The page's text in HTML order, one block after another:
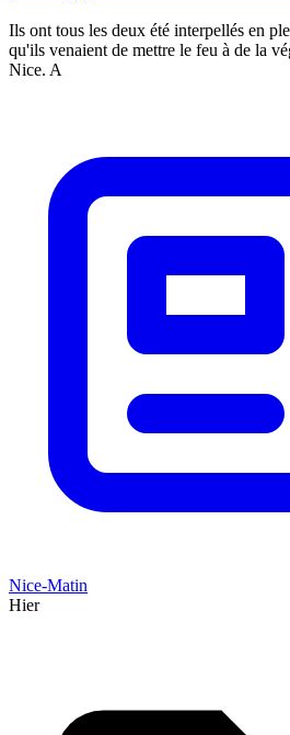
Ils ont tous les deux été interpellés en
qu'ils venaient de mettre le feu à de la
Nice. A
Nice-Matin
Hier